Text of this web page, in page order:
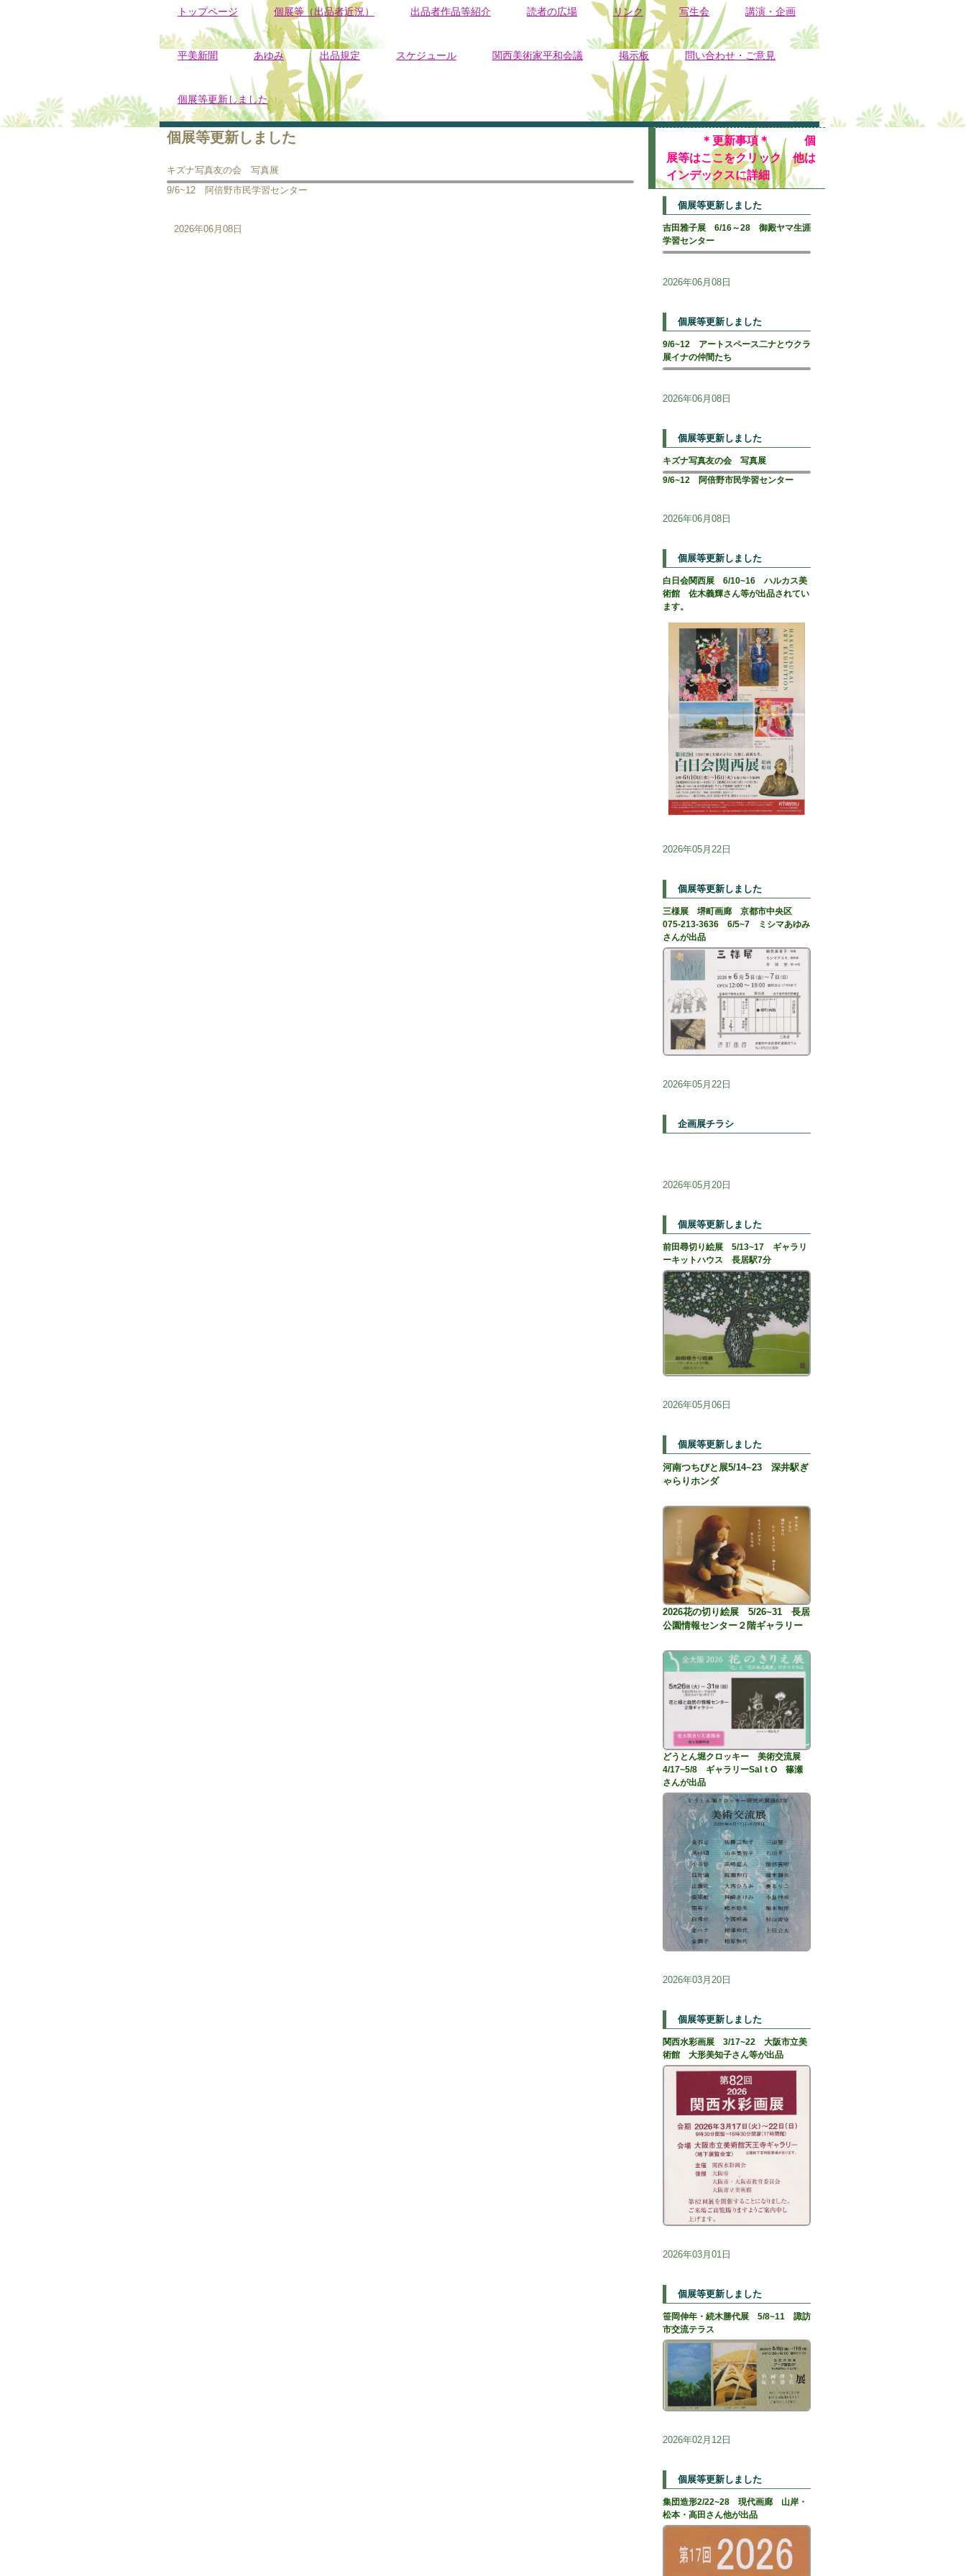
トップページ 個展等（出品者近況） 出品者作品等紹介 読者の広場 リンク 写生会 講演・企画
平美新聞 あゆみ 出品規定 スケジュール 関西美術家平和会議 掲示板 問い合わせ・ご意見
個展等更新しました
個展等更新しました
キズナ写真友の会 写真展
9/6~12 阿倍野市民学習センター
2026年06月08日
＊更新事項＊ 個
展等はここをクリック 他は
インデックスに詳細
個展等更新しました
吉田雅子展 6/16～28 御殿ヤマ生涯
学習センター
2026年06月08日
個展等更新しました
9/6~12 アートスペース二ナとウクラ
展イナの仲間たち
2026年06月08日
個展等更新しました
キズナ写真友の会 写真展
9/6~12 阿倍野市民学習センター
2026年06月08日
個展等更新しました
白日会関西展 6/10~16 ハルカス美
術館 佐木義輝さん等が出品されてい
ます。
2026年05月22日
個展等更新しました
三様展 堺町画廊 京都市中央区
075-213-3636 6/5~7 ミシマあゆみ
さんが出品
2026年05月22日
企画展チラシ
2026年05月20日
個展等更新しました
前田尋切り絵展 5/13~17 ギャラリ
ーキットハウス 長居駅7分
2026年05月06日
個展等更新しました
河南つちびと展5/14~23 深井駅ぎ
ゃらりホンダ
2026花の切り絵展 5/26~31 長居
公園情報センター２階ギャラリー
どうとん堀クロッキー 美術交流展
4/17~5/8 ギャラリーSaIｔO 篠瀬
さんが出品
2026年03月20日
個展等更新しました
関西水彩画展 3/17~22 大阪市立美
術館 大形美知子さん等が出品
2026年03月01日
個展等更新しました
笹岡伸年・続木勝代展 5/8~11 諏訪
市交流テラス
2026年02月12日
個展等更新しました
集団造形2/22~28 現代画廊 山岸・
松本・高田さん他が出品